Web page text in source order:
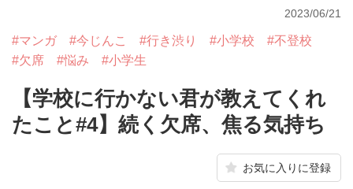
2023/06/21
#マンガ #今じんこ #行き渋り #小学校
#不登校
#欠席
#悩み #小学生
【学校に行かない君が教えてくれ
たこと#4】続く欠席、焦る気持ち
お気に入りに登録